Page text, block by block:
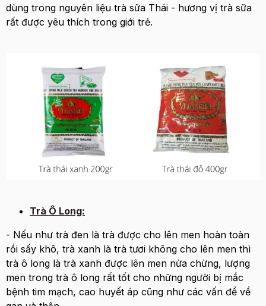
dùng trong nguyên liệu trà sữa Thái - hương vị trà sữa
rất được yêu thích trong giới trẻ.
Trà Ô Long:
- Nếu như trà đen là trà được cho lên men hoàn toàn
rồi sấy khô, trà xanh là trà tươi không cho lên men thì
trà ô long là trà xanh được lên men nửa chừng, lượng
men trong trà ô long rất tốt cho những người bị mắc
bệnh tim mạch, cao huyết áp cũng như các vấn đề về